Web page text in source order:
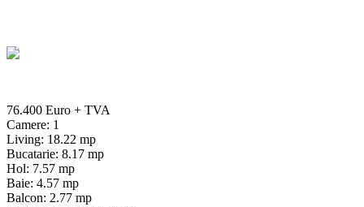
76.400 Euro + TVA
Camere: 1
Living: 18.22 mp
Bucatarie: 8.17 mp
Hol: 7.57 mp
Baie: 4.57 mp
Balcon: 2.77 mp